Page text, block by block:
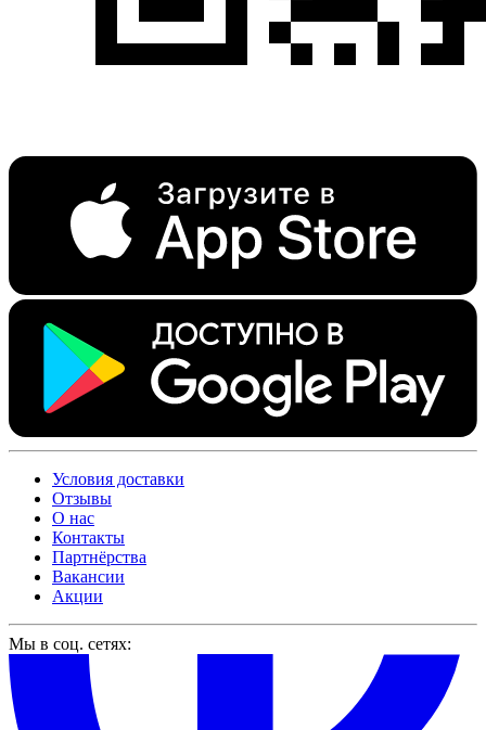
Условия доставки
Отзывы
О нас
Контакты
Партнёрства
Вакансии
Акции
Мы в соц. сетях: